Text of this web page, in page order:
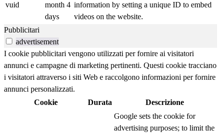
vuid
month 4
days
information by setting a unique ID to embed
videos on the website.
Pubblicitari
advertisement
I cookie pubblicitari vengono utilizzati per fornire ai visitatori
annunci e campagne di marketing pertinenti. Questi cookie tracciano
i visitatori attraverso i siti Web e raccolgono informazioni per fornire
annunci personalizzati.
Cookie
Durata Descrizione
Google sets the cookie for
advertising purposes; to limit the